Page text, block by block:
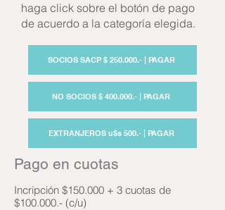
haga click sobre el botón de pago
de acuerdo a la categoría elegida.
SOCIOS SACP $ 250.000.- | PAGAR
NO SOCIOS $ 400.000.- | PAGAR
EXTRANJEROS u$s 500.- | PAGAR
Pago en cuotas
Incripción $150.000 + 3 cuotas de
$100.000.- (c/u)